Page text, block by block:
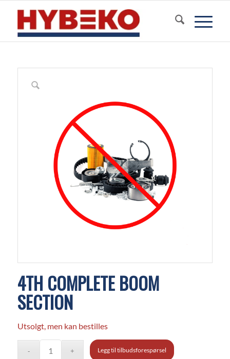
4TH COMPLETE BOOM
SECTION
Utsolgt, men kan bestilles
Legg til tilbudsforespørsel